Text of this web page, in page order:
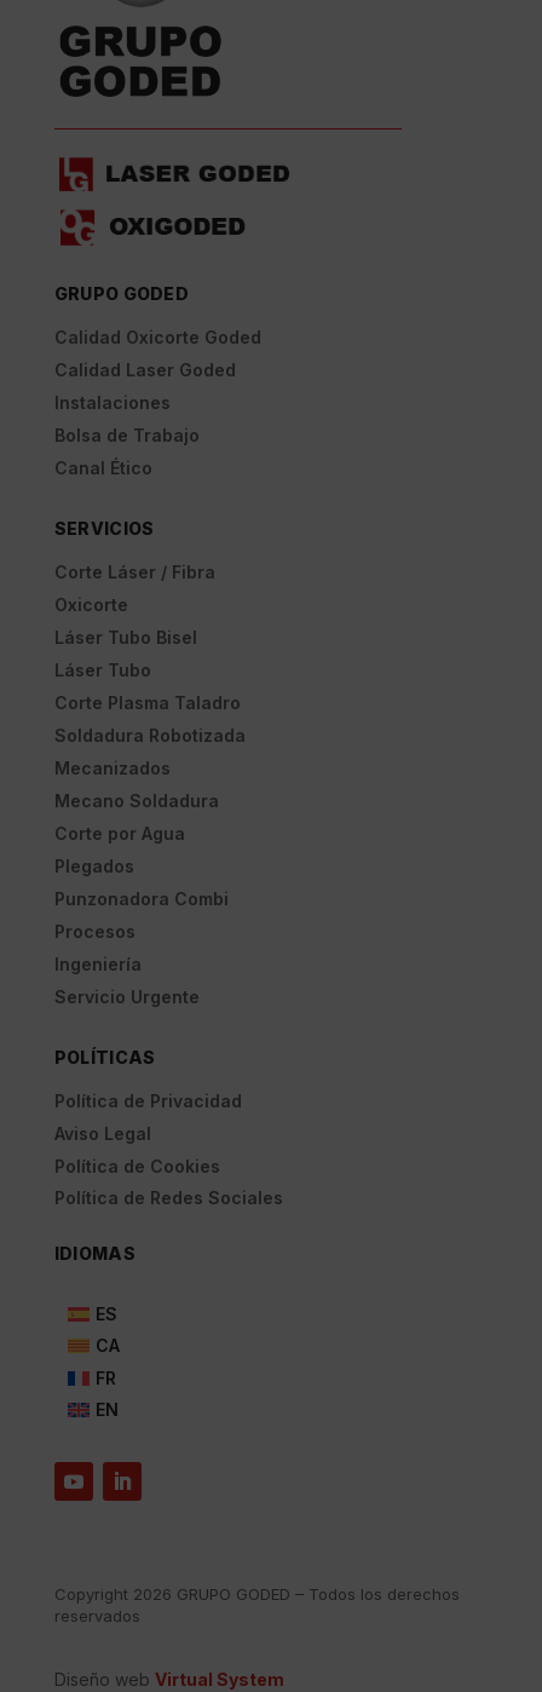
GRUPO GODED
Calidad Oxicorte Goded
Calidad Laser Goded
Instalaciones
Bolsa de Trabajo
Canal Ético
SERVICIOS
Corte Láser / Fibra
Oxicorte
Láser Tubo Bisel
Láser Tubo
Corte Plasma Taladro
Soldadura Robotizada
Mecanizados
Mecano Soldadura
Corte por Agua
Plegados
Punzonadora Combi
Procesos
Ingeniería
Servicio Urgente
POLÍTICAS
Política de Privacidad
Aviso Legal
Política de Cookies
Política de Redes Sociales
IDIOMAS
ES
CA
FR
EN
Copyright 2026 GRUPO GODED – Todos los derechos
reservados
Diseño web Virtual System